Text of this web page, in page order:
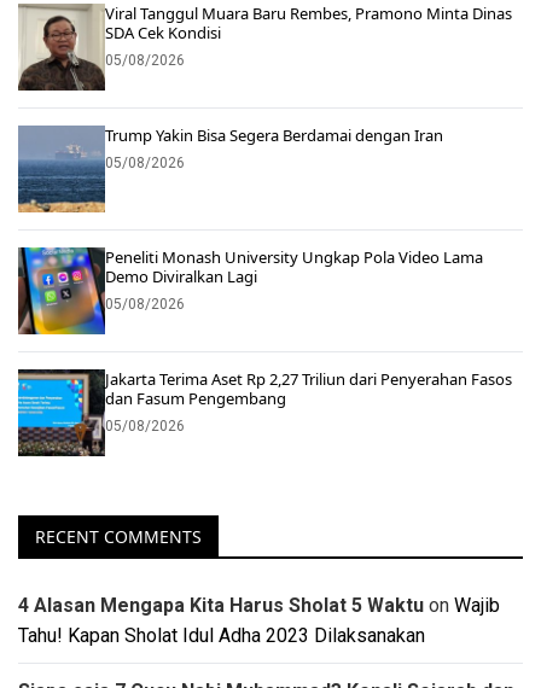
Viral Tanggul Muara Baru Rembes, Pramono Minta Dinas
SDA Cek Kondisi
05/08/2026
Trump Yakin Bisa Segera Berdamai dengan Iran
05/08/2026
Peneliti Monash University Ungkap Pola Video Lama
Demo Diviralkan Lagi
05/08/2026
Jakarta Terima Aset Rp 2,27 Triliun dari Penyerahan Fasos
dan Fasum Pengembang
05/08/2026
RECENT COMMENTS
4 Alasan Mengapa Kita Harus Sholat 5 Waktu on Wajib
Tahu! Kapan Sholat Idul Adha 2023 Dilaksanakan